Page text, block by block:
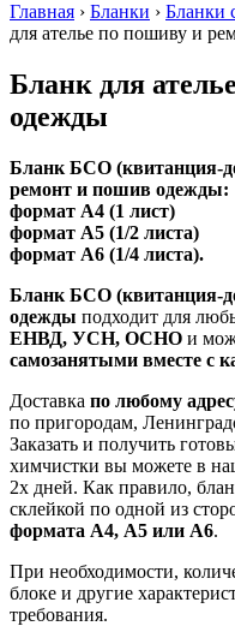
Главная › Бланки › Бланки
для ателье по пошиву и
Бланк для
одежды
Бланк БСО (квитанция-
ремонт и пошив одежды:
формат А4 (1 лист)
формат А5 (1/2 листа)
формат А6 (1/4 листа).
Бланк БСО (квитанция-
одежды подходит для
ЕНВД, УСН, ОСНО и
самозанятыми вместе с
Доставка по любому
по пригородам,
Заказать и получить
химчистки вы можете в
2х дней. Как правило,
склейкой по одной из
формата А4, А5 или А6.
При необходимости,
блоке и другие
требования.